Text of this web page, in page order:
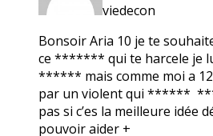
viedecon
Bonsoir Aria 10 je te
ce ******* qui te harcele je
****** mais comme moi a
par un violent qui ******
pas si c’es la meilleure idée
pouvoir aider +